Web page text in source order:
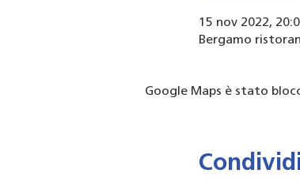
15 nov 2022,
Bergamo
Google Maps è stato